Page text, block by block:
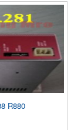
R880